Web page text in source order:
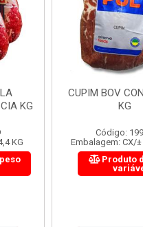
PUL
KG
CARNE MOIDA
CX 10KG
Código:
Embalagem: